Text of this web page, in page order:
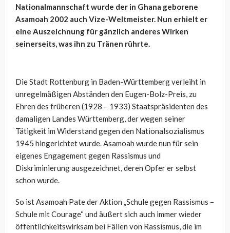
Nationalmannschaft wurde der in Ghana geborene
Asamoah 2002 auch Vize-Weltmeister. Nun erhielt er
eine Auszeichnung für gänzlich anderes Wirken
seinerseits, was ihn zu Tränen rührte.
Die Stadt Rottenburg in Baden-Württemberg verleiht in
unregelmäßigen Abständen den Eugen-Bolz-Preis, zu
Ehren des früheren (1928 – 1933) Staatspräsidenten des
damaligen Landes Württemberg, der wegen seiner
Tätigkeit im Widerstand gegen den Nationalsozialismus
1945 hingerichtet wurde. Asamoah wurde nun für sein
eigenes Engagement gegen Rassismus und
Diskriminierung ausgezeichnet, deren Opfer er selbst
schon wurde.
So ist Asamoah Pate der Aktion „Schule gegen Rassismus –
Schule mit Courage“ und äußert sich auch immer wieder
öffentlichkeitswirksam bei Fällen von Rassismus, die im